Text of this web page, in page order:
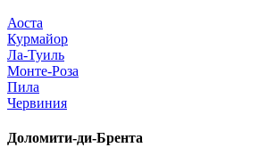
Аоста
Курмайор
Ла-Туиль
Монте-Роза
Пила
Червиния
Доломити-ди-Брента